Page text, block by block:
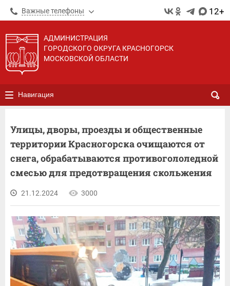
Важные телефоны 12+
АДМИНИСТРАЦИЯ
ГОРОДСКОГО ОКРУГА КРАСНОГОРСК
МОСКОВСКОЙ ОБЛАСТИ
Навигация
Улицы, дворы, проезды и общественные
территории Красногорска очищаются от
снега, обрабатываются противогололедной
смесью для предотвращения скольжения
21.12.2024 3000